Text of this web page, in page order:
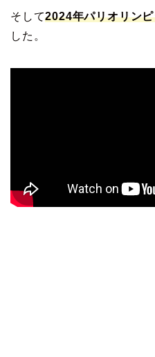
そして2024年パリオリン
した。